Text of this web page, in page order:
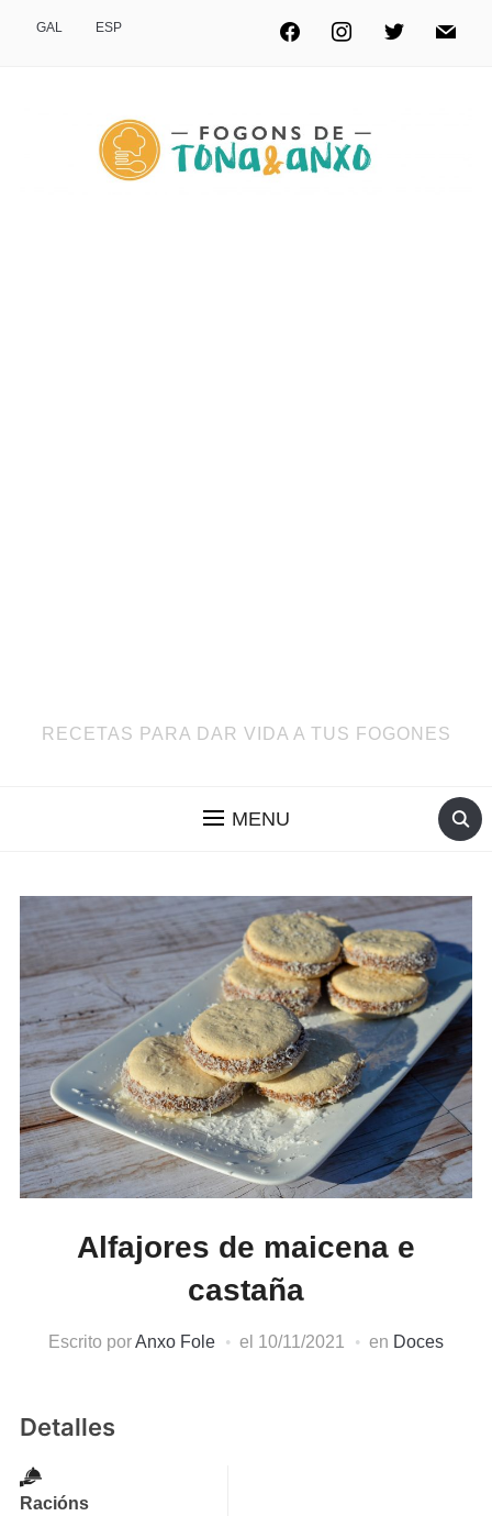
GAL ESP
RECETAS PARA DAR VIDA A TUS FOGONES
MENU
Alfajores de maicena e
castaña
Escrito porAnxo Fole el 10/11/2021 en Doces
Detalles
Racións